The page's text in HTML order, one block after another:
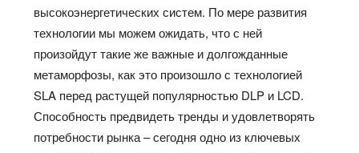
высокоэнергетических систем. По мере развития
технологии мы можем ожидать, что с ней
произойдут такие же важные и долгожданные
метаморфозы, как это произошло с технологией
SLA перед растущей популярностью DLP и LCD.
Способность предвидеть тренды и удовлетворять
потребности рынка – сегодня одно из ключевых